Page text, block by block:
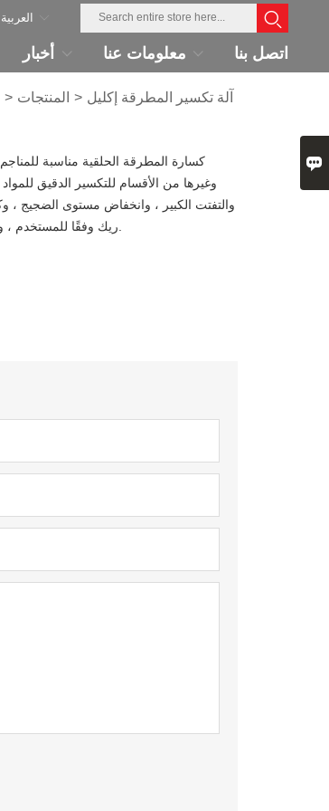
أخبار معلومات عنا اتصل بنا
العربية
> المنتجات > آلة تكسير المطرقة إكليل
